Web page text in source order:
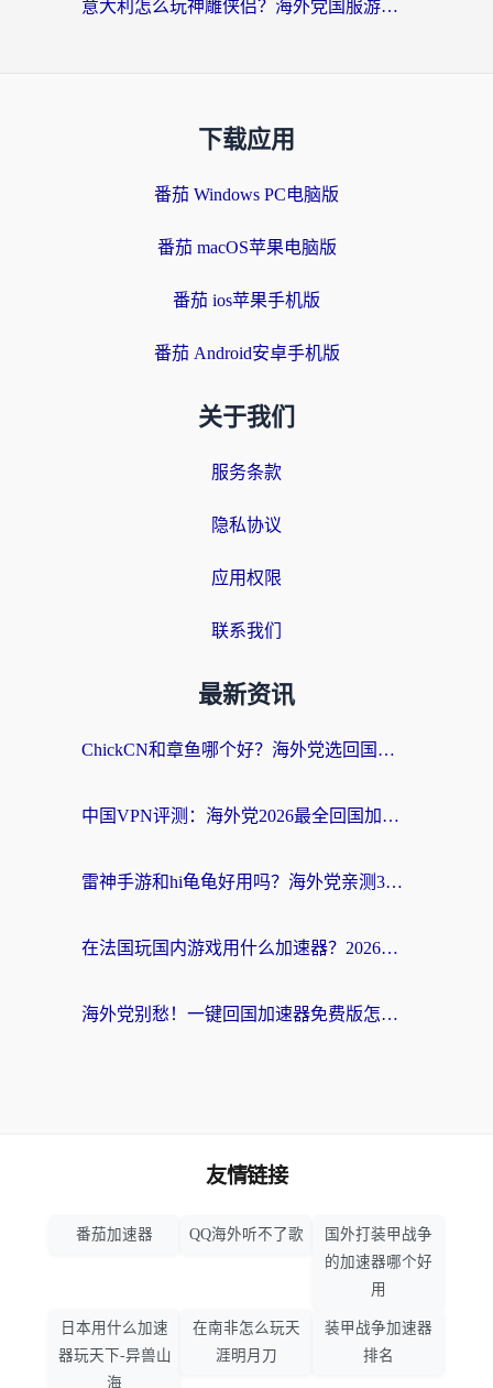
意大利怎么玩神雕侠侣？海外党国服游戏加速终极指南（附欧洲玩王者王国保卫战4不卡技巧）
下载应用
番茄 Windows PC电脑版
番茄 macOS苹果电脑版
番茄 ios苹果手机版
番茄 Android安卓手机版
关于我们
服务条款
隐私协议
应用权限
联系我们
最新资讯
ChickCN和章鱼哪个好？海外党选回国加速器的3个关键维度 + 实用避坑指南
中国VPN评测：海外党2026最全回国加速器选择指南，告别地区限制不踩坑
雷神手游和hi龟龟好用吗？海外党亲测3款回国加速器，教你选对国外到国内加速器
在法国玩国内游戏用什么加速器？2026实测解决延迟卡顿的实用指南
海外党别愁！一键回国加速器免费版怎么选？从踩坑到流畅访问的全攻略
友情链接
番茄加速器 QQ海外听不了歌
国外打装甲战争
的加速器哪个好
用
日本用什么加速
器玩天下-异兽山
海
在南非怎么玩天
涯明月刀
装甲战争加速器
排名